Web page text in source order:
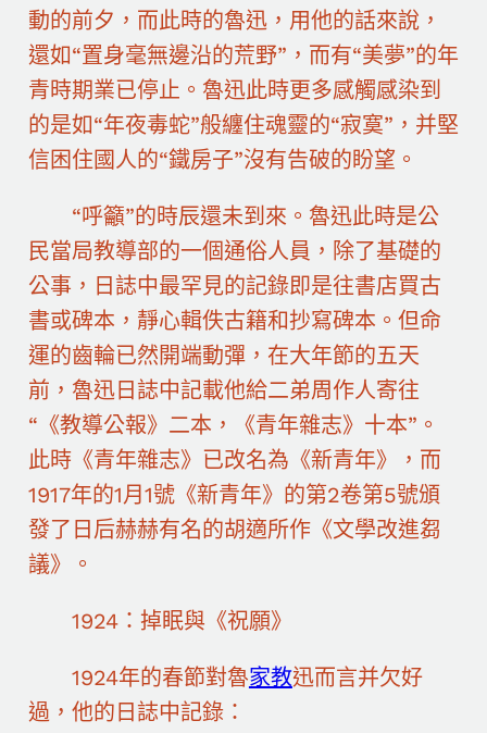
動的前夕，而此時的魯迅，用他的話來說，
還如“置身毫無邊沿的荒野”，而有“美夢”的年
青時期業已停止。魯迅此時更多感觸感染到
的是如“年夜毒蛇”般纏住魂靈的“寂寞”，并堅
信困住國人的“鐵房子”沒有告破的盼望。
“呼籲”的時辰還未到來。魯迅此時是公
民當局教導部的一個通俗人員，除了基礎的
公事，日誌中最罕見的記錄即是往書店買古
書或碑本，靜心輯佚古籍和抄寫碑本。但命
運的齒輪已然開端動彈，在大年節的五天
前，魯迅日誌中記載他給二弟周作人寄往
“《教導公報》二本，《青年雜志》十本”。
此時《青年雜志》已改名為《新青年》，而
1917年的1月1號《新青年》的第2卷第5號頒
發了日后赫赫有名的胡適所作《文學改進芻
議》。
1924：掉眠與《祝願》
1924年的春節對魯家教迅而言并欠好
過，他的日誌中記錄：